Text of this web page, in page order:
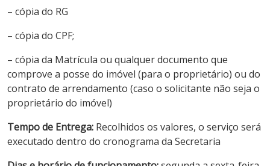
– cópia do RG
– cópia do CPF;
– cópia da Matrícula ou qualquer documento que
comprove a posse do imóvel (para o proprietário) ou do
contrato de arrendamento (caso o solicitante não seja o
proprietário do imóvel)
Tempo de Entrega: Recolhidos os valores, o serviço será
executado dentro do cronograma da Secretaria